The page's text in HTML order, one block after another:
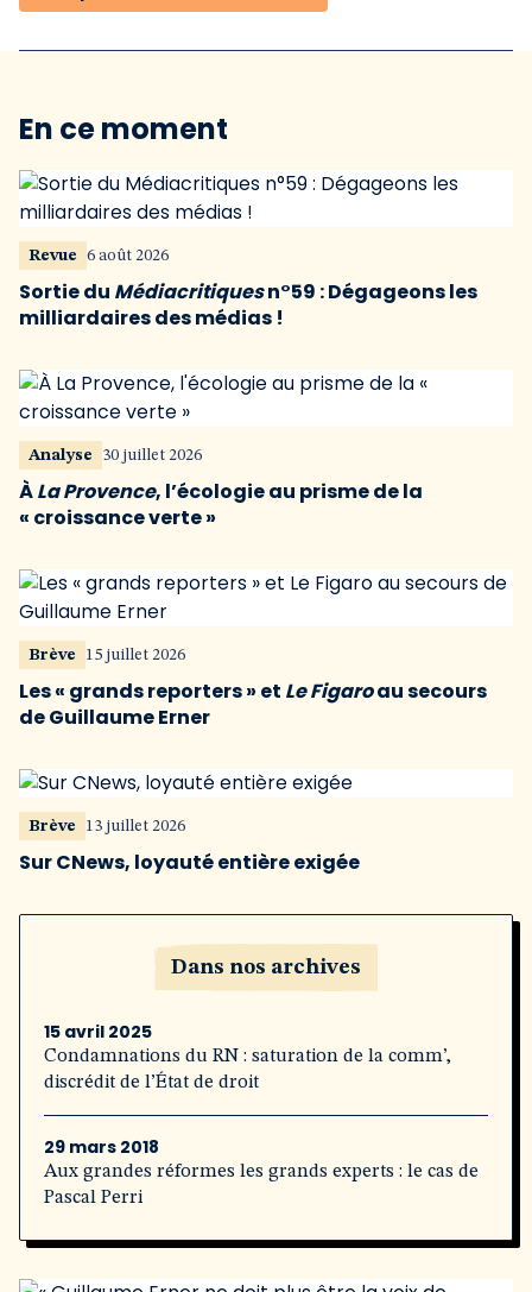
En ce moment
Revue 6 août 2026
Sortie du Médiacritiquesn°59 : Dégageons les
milliardaires des médias !
Analyse 30 juillet 2026
ÀLa Provence, l’écologie au prisme de la
« croissance verte »
Brève 15 juillet 2026
Les « grands reporters » et Le Figaroau secours
de Guillaume Erner
Brève 13 juillet 2026
Sur CNews, loyauté entière exigée
Dans nos archives
15 avril 2025
Condamnations du RN : saturation de la comm’,
discrédit de l’État de droit
29 mars 2018
Aux grandes réformes les grands experts : le cas de
Pascal Perri